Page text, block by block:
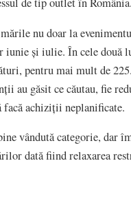
nu doar la
și iulie. În cele două
pentru mai mult de
au găsit ce căutau, fie
achiziții neplanificate.
vândută categorie, dar
dată fiind relaxarea